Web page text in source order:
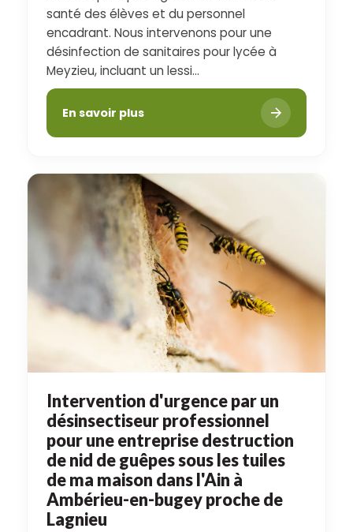
santé des élèves et du personnel
encadrant. Nous intervenons pour une
désinfection de sanitaires pour lycée à
Meyzieu, incluant un lessi...
En savoir plus
Intervention d'urgence par un
désinsectiseur professionnel
pour une entreprise destruction
de nid de guêpes sous les tuiles
de ma maison dans l'Ain à
Ambérieu-en-bugey proche de
Lagnieu